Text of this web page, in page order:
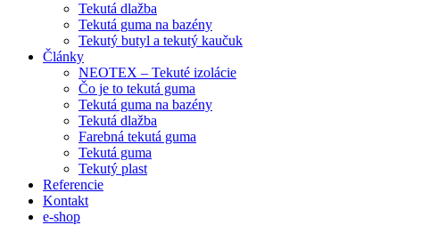
Tekutá dlažba
Tekutá guma na bazény
Tekutý butyl a tekutý kaučuk
Články
NEOTEX – Tekuté izolácie
Čo je to tekutá guma
Tekutá guma na bazény
Tekutá dlažba
Farebná tekutá guma
Tekutá guma
Tekutý plast
Referencie
Kontakt
e-shop